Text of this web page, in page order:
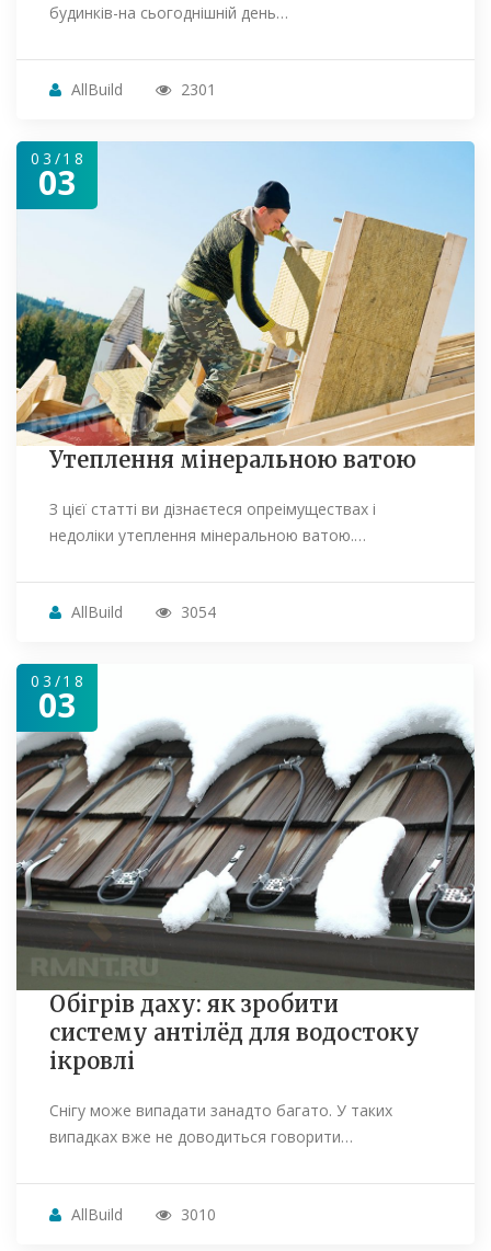
будинків-на сьогоднішній день…
AllBuild 2301
03/18
03
Утеплення мінеральною ватою
З цієї статті ви дізнаєтеся опреімуществах і
недоліки утеплення мінеральною ватою.…
AllBuild 3054
03/18
03
Обігрів даху: як зробити
систему антілёд для водостоку
ікровлі
Снігу може випадати занадто багато. У таких
випадках вже не доводиться говорити…
AllBuild 3010